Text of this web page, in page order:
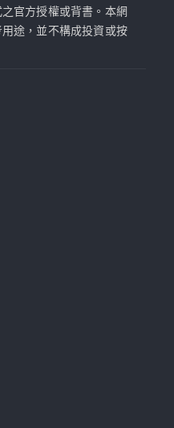
官方授權或背書。本網
途，並不構成投資或按